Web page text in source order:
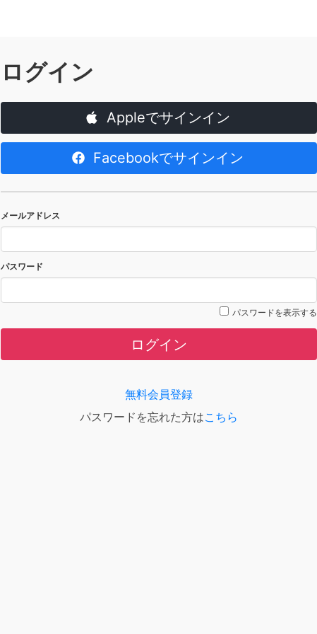
ログイン
Appleでサインイン
Facebookでサインイン
メールアドレス
パスワード
パスワードを表示する
ログイン
無料会員登録
パスワードを忘れた方はこちら